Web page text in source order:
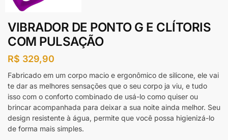
VIBRADOR DE PONTO G E CLÍTORIS
COM PULSAÇÃO
R$ 329,90
Fabricado em um corpo macio e ergonômico de silicone, ele vai
te dar as melhores sensações que o seu corpo ja viu, e tudo
isso com o conforto combinado de usá-lo como quiser ou
brincar acompanhada para deixar a sua noite ainda melhor. Seu
design resistente à água, permite que você possa higienizá-lo
de forma mais simples.